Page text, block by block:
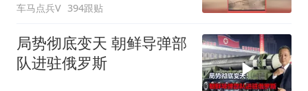
车马点兵V 394跟贴
局势彻底变天 朝鲜导弹部
队进驻俄罗斯